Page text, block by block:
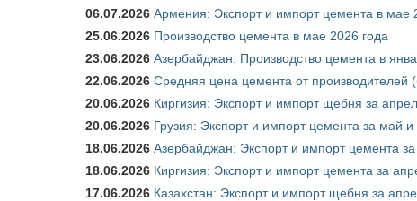
06.07.2026 Армения: Экспорт и импорт цемента в мае
25.06.2026 Производство цемента в мае 2026 года
23.06.2026 Азербайджан: Производство цемента в
22.06.2026 Средняя цена цемента от производителей
20.06.2026 Киргизия: Экспорт и импорт щебня за
20.06.2026 Грузия: Экспорт и импорт цемента за май
18.06.2026 Азербайджан: Экспорт и импорт цемента
18.06.2026 Киргизия: Экспорт и импорт цемента за
17.06.2026 Казахстан: Экспорт и импорт щебня за